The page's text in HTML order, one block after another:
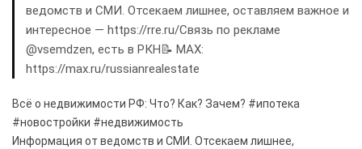
ведомств и СМИ. Отсекаем лишнее, оставляем важное и
интересное — https://rre.ru/Связь по рекламе
@vsemdzen, есть в РКН📝 MAX:
https://max.ru/russianrealestate
Всё о недвижимости РФ: Что? Как? Зачем? #ипотека
#новостройки #недвижимость
Информация от ведомств и СМИ. Отсекаем лишнее,